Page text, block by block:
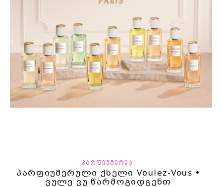
ᲞᲐᲠᲤᲘᲣᲛᲔᲠᲘᲐ
პარფიუმერული ქსელი Voulez-Vous •
ვულე ვუ წარმოგიდგენთ